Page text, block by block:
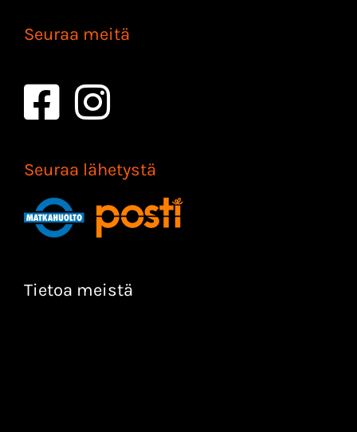
Seuraa meitä
Seuraa lähetystä
Tietoa meistä